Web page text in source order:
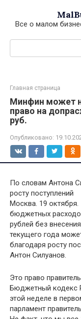
контентуВсе о малом
Поиск:
Главная страница
Минфин может
право на
руб.
Опубликовано:
По словам Антона
росту поступлений
Москва. 19
бюджетных
рублей без
текущего года
благодаря росту
Антон Силуанов.
Это право
Бюджетный кодекс
этой неделе в
парламент